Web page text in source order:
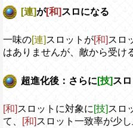
[連]が[和] スロになる
一味の [連] スロットが [和] スロ
はありませんが、敵から受け
超進化後：さらに [技] ス
[和] スロットに対象に [技] スロ
て、
[和] スロット一致率が少